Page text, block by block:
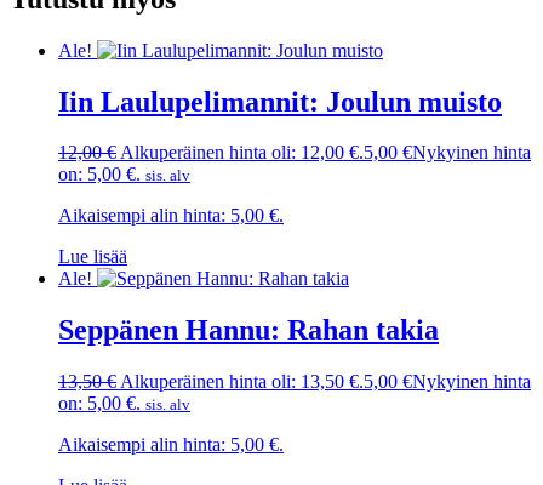
Ale!
Iin Laulupelimannit: Joulun muisto
12,00€Alkuperäinen hinta oli: 12,00 €.5,00 €Nykyinen hinta
on: 5,00 €. sis. alv
Aikaisempi alin hinta: 5,00 €.
Lue lisää
Ale!
Seppänen Hannu: Rahan takia
13,50€ Alkuperäinen hinta oli: 13,50 €.5,00 €Nykyinen hinta
on: 5,00 €. sis. alv
Aikaisempi alin hinta: 5,00 €.